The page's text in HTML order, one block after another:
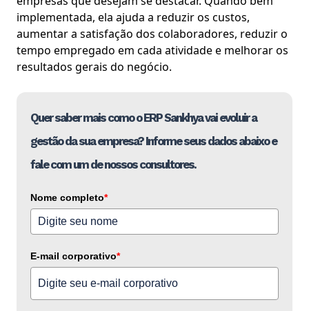
implementada, ela ajuda a reduzir os custos,
aumentar a satisfação dos colaboradores, reduzir o
tempo empregado em cada atividade e melhorar os
resultados gerais do negócio.
Quer saber mais como o ERP Sankhya vai evoluir a
gestão da sua empresa? Informe seus dados abaixo e
fale com um de nossos consultores.
Nome completo*
E-mail corporativo*